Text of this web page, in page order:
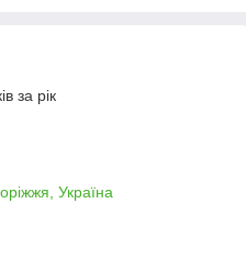
за рік
Україна